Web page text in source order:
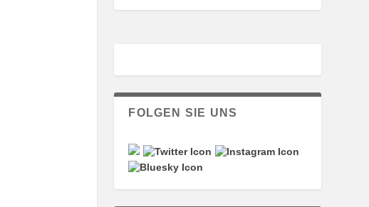
FOLGEN SIE UNS